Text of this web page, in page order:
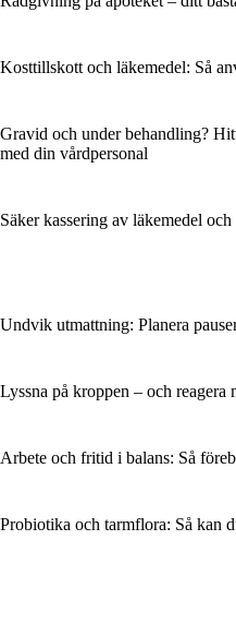
Kosttillskott och läkemedel: Så
Gravid och under behandling?
med din vårdpersonal
Säker kassering av läkemedel
Undvik utmattning: Planera
Lyssna på kroppen – och reagera
Arbete och fritid i balans: Så
Probiotika och tarmflora: Så kan